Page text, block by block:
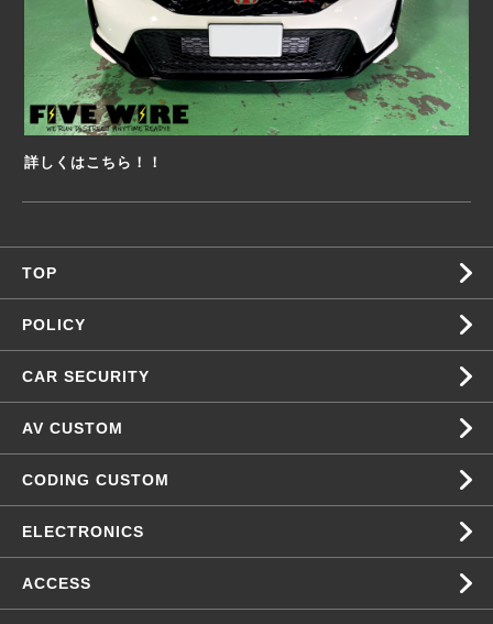
詳しくはこちら！！
TOP
POLICY
CAR SECURITY
AV CUSTOM
CODING CUSTOM
ELECTRONICS
ACCESS